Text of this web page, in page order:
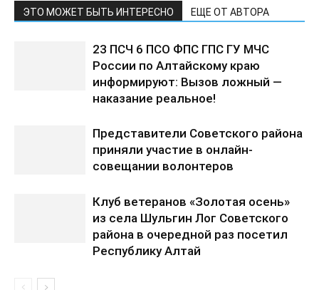
ЭТО МОЖЕТ БЫТЬ ИНТЕРЕСНО ЕЩЕ ОТ АВТОРА
23 ПСЧ 6 ПСО ФПС ГПС ГУ МЧС
России по Алтайскому краю
информируют: Вызов ложный —
наказание реальное!
Представители Советского района
приняли участие в онлайн-
совещании волонтеров
Клуб ветеранов «Золотая осень»
из села Шульгин Лог Советского
района в очередной раз посетил
Республику Алтай